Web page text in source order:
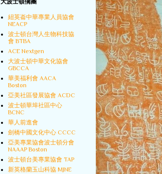
大波士頓僑團
紐英崙中華專業人員協會
NEACP
波士頓台灣人生物科技協
會 BTBA
ACE Nextgen
大波士頓中華文化協會
GBCCA
華美福利會 AACA
Boston
亞美社區發展協會 ACDC
波士頓華埠社區中心
BCNC
華人前進會
劍橋中國文化中心 CCCC
亞美專業協會波士頓分會
NAAAP Boston
波士頓台美專業協會 TAP
新英格蘭玉山科協 MJNE